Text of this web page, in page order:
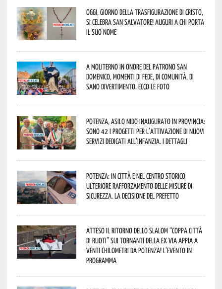
Oggi, giorno della Trasfigurazione di Cristo,
si celebra San Salvatore! Auguri a chi porta
il suo nome
A Moliterno in onore del Patrono San
Domenico, momenti di fede, di comunità, di
sano divertimento. Ecco le foto
Potenza, asilo nido inaugurato in provincia:
sono 42 i progetti per l’attivazione di nuovi
servizi dedicati all’infanzia. I dettagli
Potenza: in città e nel centro storico
ulteriore rafforzamento delle misure di
sicurezza. La decisione del Prefetto
Atteso il ritorno dello slalom “Coppa Città
di Ruoti” sui tornanti della ex via Appia a
venti chilometri da Potenza! L’evento in
programma